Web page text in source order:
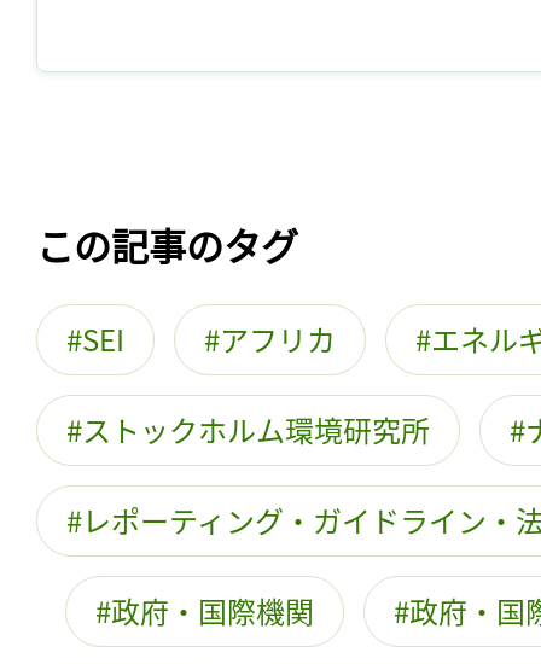
この記事のタグ
SEI アフリカ エネル
ストックホルム環境研究所
レポーティング・ガイドライン・
政府・国際機関 政府・国